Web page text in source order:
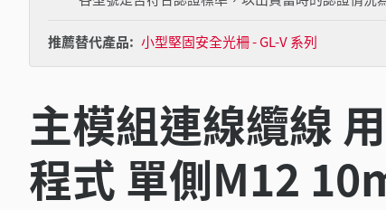
推薦替代產品: 小型堅固安全光柵 - GL-V 系列
主模組連線纜線
程式 單側M12